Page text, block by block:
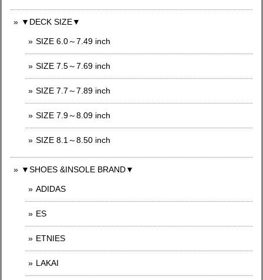
▼DECK SIZE▼
SIZE 6.0～7.49 inch
SIZE 7.5～7.69 inch
SIZE 7.7～7.89 inch
SIZE 7.9～8.09 inch
SIZE 8.1～8.50 inch
▼SHOES &INSOLE BRAND▼
ADIDAS
ES
ETNIES
LAKAI